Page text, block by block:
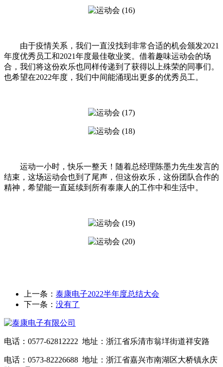
由于疫情关系，我们一直没找到非常合适的机会颁发2021
年度优秀员工和2021年度最佳敬业奖。借着趣味运动会的场
合，我们将这份欢乐也同样传递到了获得以上殊荣的同事们。
也希望在2022年度，我们中间能涌现出更多的优秀员工。
运动一小时，快乐一整天！随着总经理陈墨力先生发言的
结束，这场运动会也到了尾声，但这份欢乐，这份团队合作的
精神，希望能一直延续到所有泰康人的工作中和生活中。
上一条： 泰康电子2022半年度总结大会
下一条： 没有了
电话：0577-62812222 地址：浙江省乐清市翁垟街道祥安路
电话：0573-82226688 地址：浙江省嘉兴市南湖区大桥镇永庆